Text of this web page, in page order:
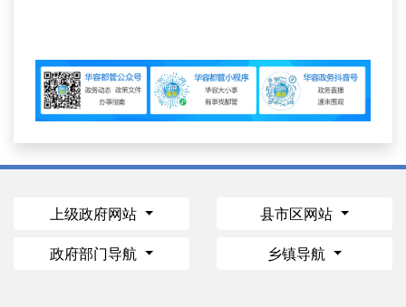
上级政府网站 县市区网站
政府部门导航 乡镇导航